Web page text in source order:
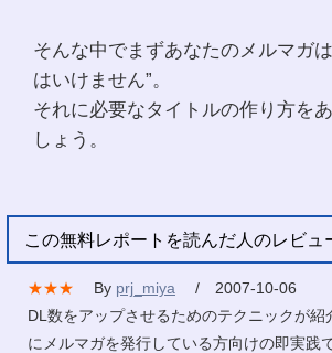
そんな中でまずあなたのメルマガ
はいけません”。
それに必要なタイトルの作り方を
しょう。
この無料レポートを読んだ人のレビュ
★★★ By prj_miya
/ 2007-10-06
DL数をアップさせるためのテクニックが紹
にメルマガを発行している方向けの即実践